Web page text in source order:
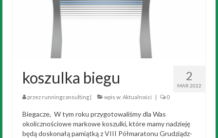
2
MAR 2022
koszulka biegu
przez runningconsulting | wpis w: Aktualności | 0
Biegacze, W tym roku przygotowaliśmy dla Was
okolicznościowe markowe koszulki, które mamy nadzieję
będą doskonałą pamiątką z VIII Półmaratonu Grudziądz-